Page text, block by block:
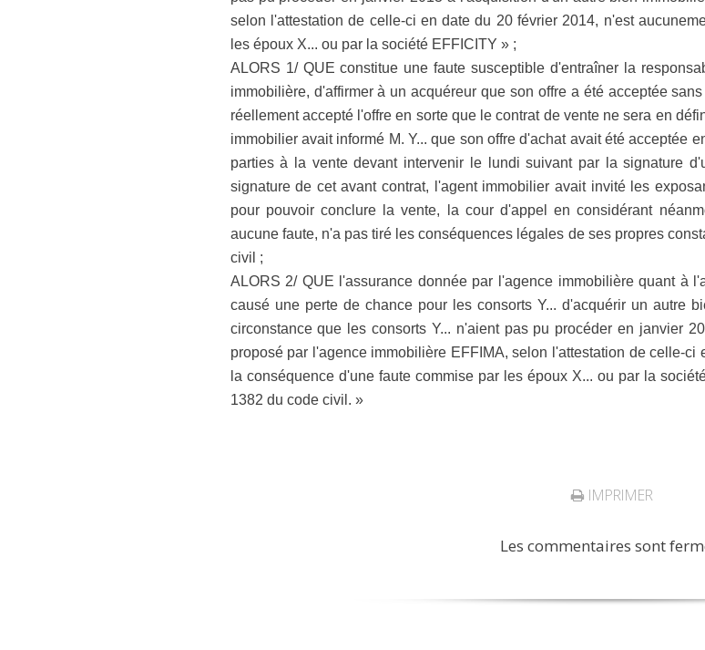
selon l'attestation de celle-ci en date du 20 février 2014, n'est
les époux X... ou par la société EFFICITY » ;
ALORS 1/ QUE constitue une faute susceptible d'entraîner la
immobilière, d'affirmer à un acquéreur que son offre a été acceptée
réellement accepté l'offre en sorte que le contrat de vente ne sera en
immobilier avait informé M. Y... que son offre d'achat avait été acceptée
parties à la vente devant intervenir le lundi suivant par la signature
signature de cet avant contrat, l'agent immobilier avait invité les
pour pouvoir conclure la vente, la cour d'appel en considérant
aucune faute, n'a pas tiré les conséquences légales de ses propres
civil ;
ALORS 2/ QUE l'assurance donnée par l'agence immobilière quant à
causé une perte de chance pour les consorts Y... d'acquérir un autre
circonstance que les consorts Y... n'aient pas pu procéder en janvier
proposé par l'agence immobilière EFFIMA, selon l'attestation de celle-ci
la conséquence d'une faute commise par les époux X... ou par la
1382 du code civil. »
IMPRIMER
Les commentaires sont